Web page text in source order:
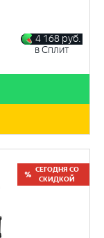
4 168 руб.
в Сплит
СЕГОДНЯ СО
СКИДКОЙ